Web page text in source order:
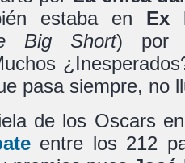
estaba en Ex
Big Short) por
pasa siempre, no
de los Oscars
entre los 212